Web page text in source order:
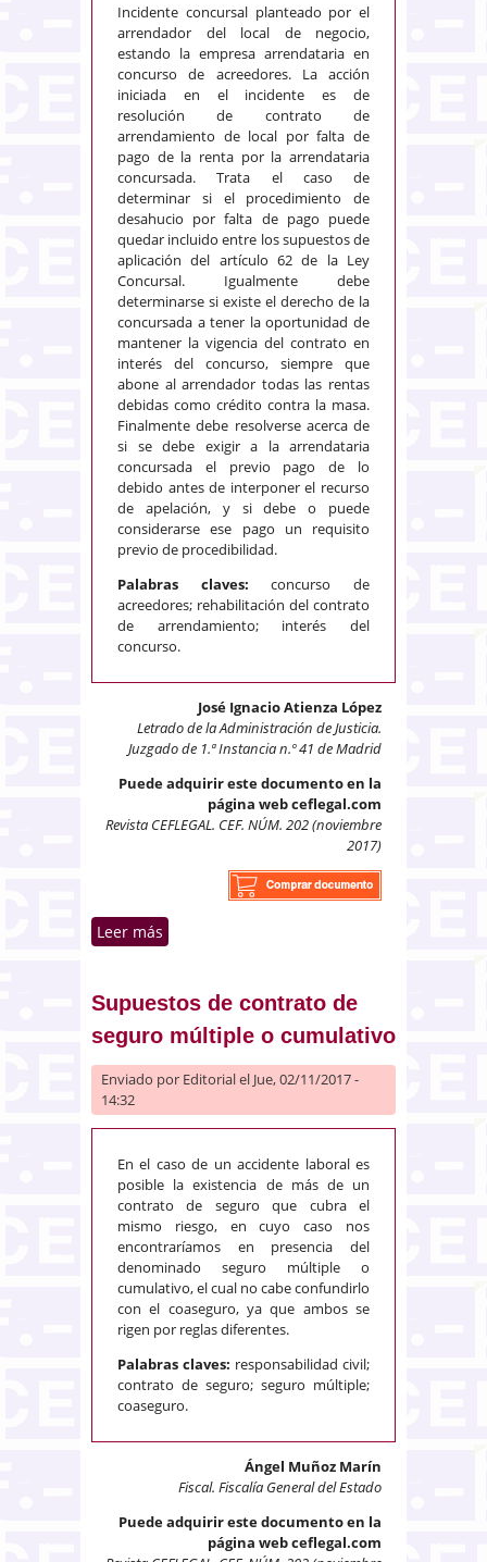
Incidente concursal planteado por el
arrendador del local de negocio,
estando la empresa arrendataria en
concurso de acreedores. La acción
iniciada en el incidente es de
resolución de contrato de
arrendamiento de local por falta de
pago de la renta por la arrendataria
concursada. Trata el caso de
determinar si el procedimiento de
desahucio por falta de pago puede
quedar incluido entre los supuestos de
aplicación del artículo 62 de la Ley
Concursal. Igualmente debe
determinarse si existe el derecho de la
concursada a tener la oportunidad de
mantener la vigencia del contrato en
interés del concurso, siempre que
abone al arrendador todas las rentas
debidas como crédito contra la masa.
Finalmente debe resolverse acerca de
si se debe exigir a la arrendataria
concursada el previo pago de lo
debido antes de interponer el recurso
de apelación, y si debe o puede
considerarse ese pago un requisito
previo de procedibilidad.
Palabras claves: concurso de
acreedores; rehabilitación del contrato
de arrendamiento; interés del
concurso.
José Ignacio Atienza López
Letrado de la Administración de Justicia.
Juzgado de 1.ª Instancia n.º 41 de Madrid
Puede adquirir este documento en la
página web ceflegal.com
Revista CEFLEGAL. CEF. NÚM. 202 (noviembre
2017)
Leer más
Supuestos de contrato de
seguro múltiple o cumulativo
Enviado por Editorialel Jue, 02/11/2017 -
14:32
En el caso de un accidente laboral es
posible la existencia de más de un
contrato de seguro que cubra el
mismo riesgo, en cuyo caso nos
encontraríamos en presencia del
denominado seguro múltiple o
cumulativo, el cual no cabe confundirlo
con el coaseguro, ya que ambos se
rigen por reglas diferentes.
Palabras claves: responsabilidad civil;
contrato de seguro; seguro múltiple;
coaseguro.
Ángel Muñoz Marín
Fiscal. Fiscalía General del Estado
Puede adquirir este documento en la
página web ceflegal.com